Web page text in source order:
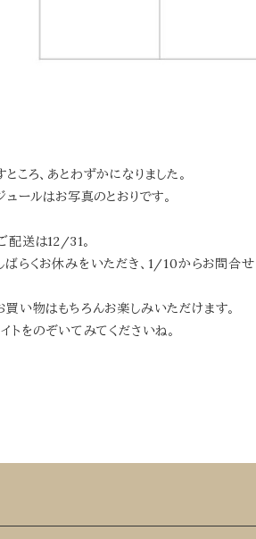
ころ、あとわずかになりました。
ュールはお写真のとおりです。
配送は12/31。
ばらくお休みをいただき、1/10からお問合せ
買い物はもちろんお楽しみいただけます。
トをのぞいてみてくださいね。